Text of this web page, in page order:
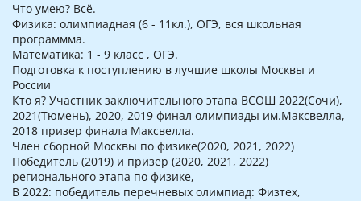
Что умею? Всё.
Физика: олимпиадная (6 - 11кл.), ОГЭ, вся школьная
программма.
Математика: 1 - 9 класс , ОГЭ.
Подготовка к поступлению в лучшие школы Москвы и
России
Кто я? Участник заключительного этапа ВСОШ 2022(Сочи),
2021(Тюмень), 2020, 2019 финал олимпиады им.Максвелла,
2018 призер финала Максвелла.
Член сборной Москвы по физике(2020, 2021, 2022)
Победитель (2019) и призер (2020, 2021, 2022)
регионального этапа по физике,
В 2022: победитель перечневых олимпиад: Физтех,